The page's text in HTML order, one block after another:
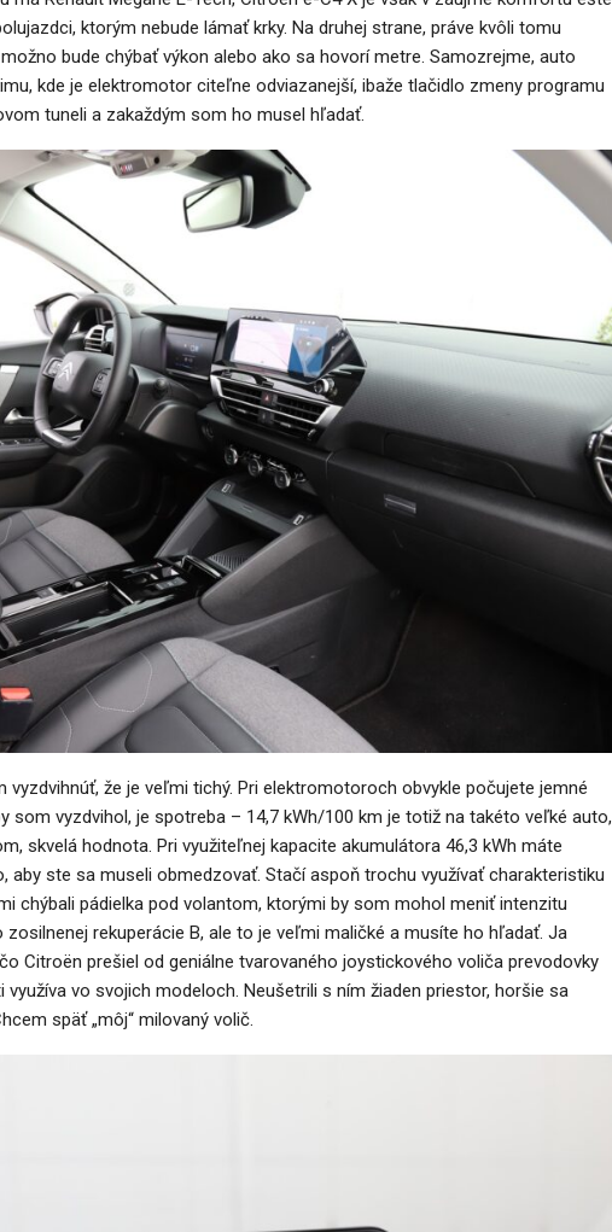
ktorým nebude lámať krky. Na druhej strane, práve kvôli tomu
bude chýbať výkon alebo ako sa hovorí metre. Samozrejme, auto
kde je elektromotor citeľne odviazanejší, ibaže tlačidlo zmeny programu
tuneli a zakaždým som ho musel hľadať.
že je veľmi tichý. Pri elektromotoroch obvykle počujete jemné
som vyzdvihol, je spotreba – 14,7 kWh/100 km je totiž na takéto veľké auto,
skvelá hodnota. Pri využiteľnej kapacite akumulátora 46,3 kWh máte
aby ste sa museli obmedzovať. Stačí aspoň trochu využívať charakteristiku
chýbali pádielka pod volantom, ktorými by som mohol meniť intenzitu
zosilnenej rekuperácie B, ale to je veľmi maličké a musíte ho hľadať. Ja
Citroën prešiel od geniálne tvarovaného joystickového voliča prevodovky
vo svojich modeloch. Neušetrili s ním žiaden priestor, horšie sa
späť „môj“ milovaný volič.